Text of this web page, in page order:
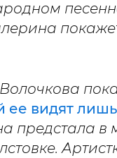
ее видят
предстала в